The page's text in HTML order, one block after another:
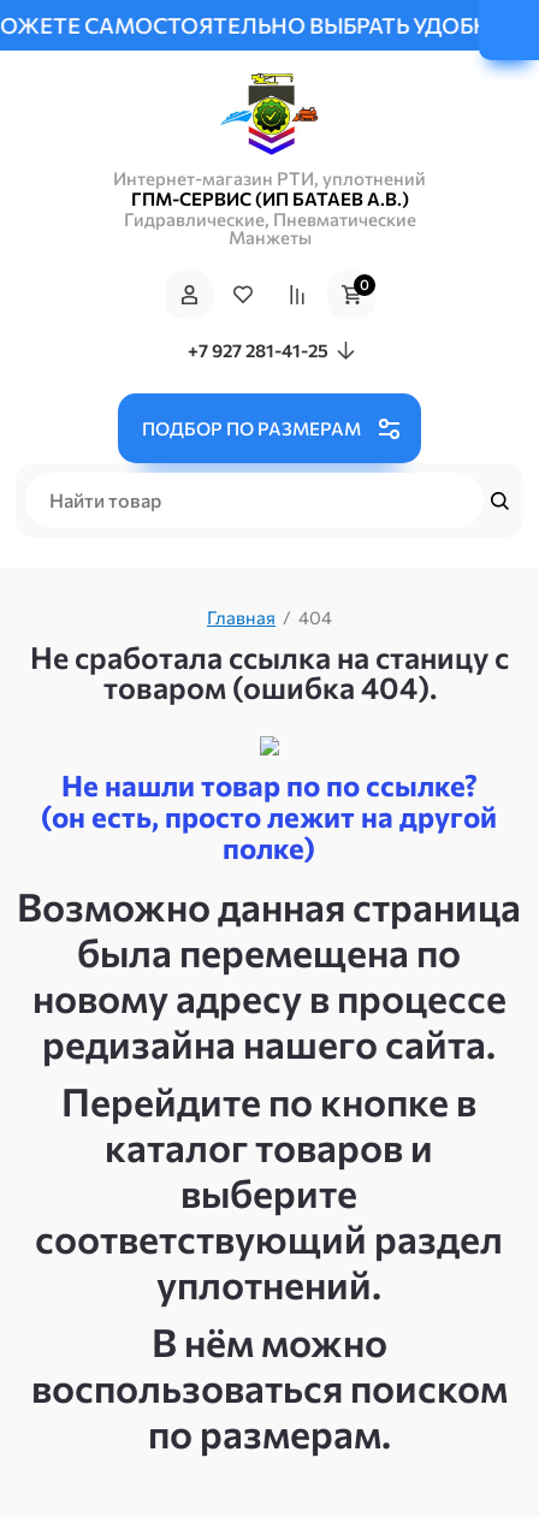
САМОСТОЯТЕЛЬНО ВЫБРАТЬ УДОБНЫЙ
Интернет-магазин РТИ, уплотнений
ГПМ-СЕРВИС (ИП БАТАЕВ А.В.)
Гидравлические, Пневматические
Манжеты
0
+7 927 281-41-25
ПОДБОР ПО РАЗМЕРАМ
Главная / 404
Не сработала ссылка на станицу с
товаром (ошибка 404).
Не нашли товар по по ссылке?
(он есть, просто лежит на другой
полке)
Возможно данная страница
была перемещена по
новому адресу в процессе
редизайна нашего сайта.
Перейдите по кнопке в
каталог товаров и
выберите
соответствующий раздел
уплотнений.
В нём можно
воспользоваться поиском
по размерам.